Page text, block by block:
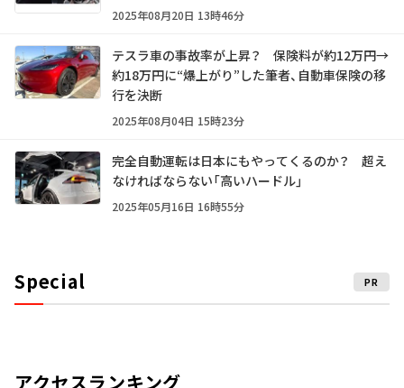
2025年08月20日 13時46分
テスラ車の事故率が上昇？ 保険料が約12万円→
約18万円に“爆上がり”した筆者、自動車保険の移
行を決断
2025年08月04日 15時23分
完全自動運転は日本にもやってくるのか？ 超え
なければならない「高いハードル」
2025年05月16日 16時55分
Special PR
アクセスランキング